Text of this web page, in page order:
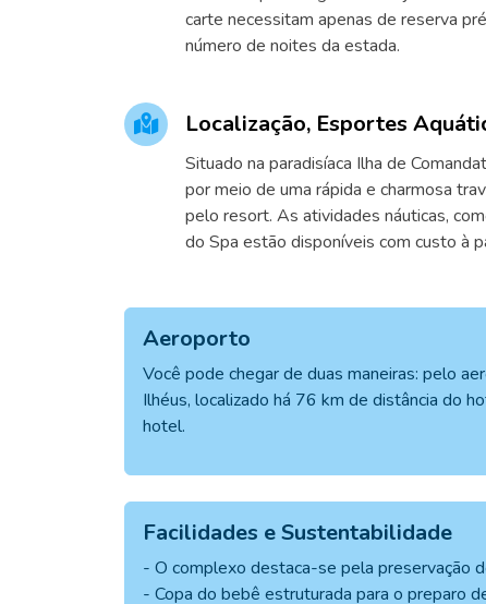
carte necessitam apenas de reserva
número de noites da estada.
Localização, Esportes
Situado na paradisíaca Ilha de
por meio de uma rápida e charmosa
pelo resort. As atividades náuticas,
do Spa estão disponíveis com custo à
Aeroporto
Você pode chegar de duas maneiras: pelo
Ilhéus, localizado há 76 km de distância do
hotel.
Facilidades e Sustentabilidade
- O complexo destaca-se pela preservação
- Copa do bebê estruturada para o preparo